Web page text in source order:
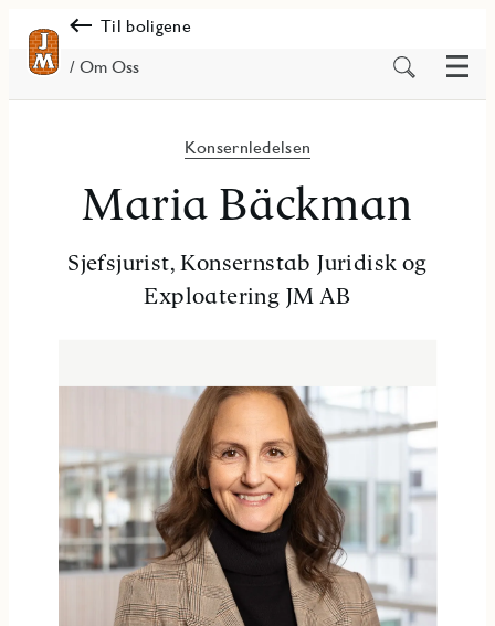
Til boligene
/ Om Oss
Søk
innhold
Meny
Konsernledelsen
Maria Bäckman
Sjefsjurist, Konsernstab Juridisk og
Exploatering JM AB